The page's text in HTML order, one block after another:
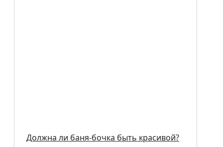
Должна ли баня-бочка быть красивой?